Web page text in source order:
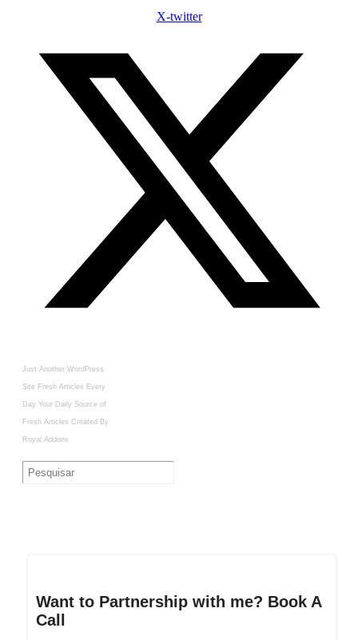
X-twitter
Just Another WordPress
Site Fresh Articles Every
Day Your Daily Source of
Fresh Articles Created By
Royal Addons
Want to Partnership with me? Book A
Call